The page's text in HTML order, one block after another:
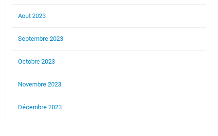
Aout 2023
Septembre 2023
Octobre 2023
Novembre 2023
Décembre 2023